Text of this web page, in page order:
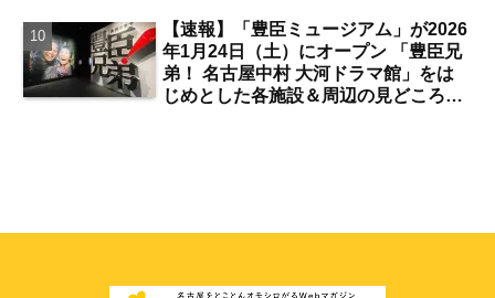
【速報】「豊臣ミュージアム」が2026
年1月24日（土）にオープン 「豊臣兄
弟！ 名古屋中村 大河ドラマ館」をは
じめとした各施設＆周辺の見どころ